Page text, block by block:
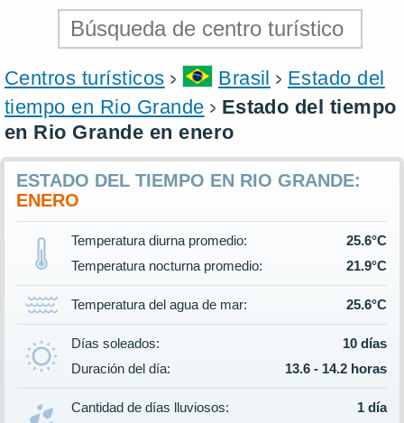
Centros turísticos Brasil
Estado del
tiempo en Rio Grande
Estado del tiempo
en Rio Grande en enero
ESTADO DEL TIEMPO EN RIO GRANDE:
ENERO
Temperatura diurna promedio:
25.6°C
Temperatura nocturna promedio:
21.9°C
Temperatura del agua de mar: 25.6°C
Días soleados:
10 días
Duración del día:
13.6 - 14.2 horas
Cantidad de días lluviosos:
1 día